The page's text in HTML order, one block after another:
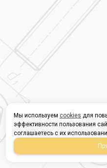
Мы используем cookies для
эффективности пользования
соглашаетесь с их